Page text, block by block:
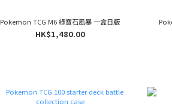
Pokemon TCG M6 綠寶石風暴 一盒日版
HK$1,480.00